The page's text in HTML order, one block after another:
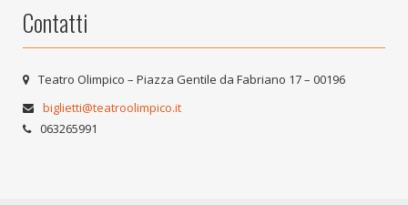
Contatti
Teatro Olimpico – Piazza Gentile da Fabriano 17 – 00196
biglietti@teatroolimpico.it
063265991